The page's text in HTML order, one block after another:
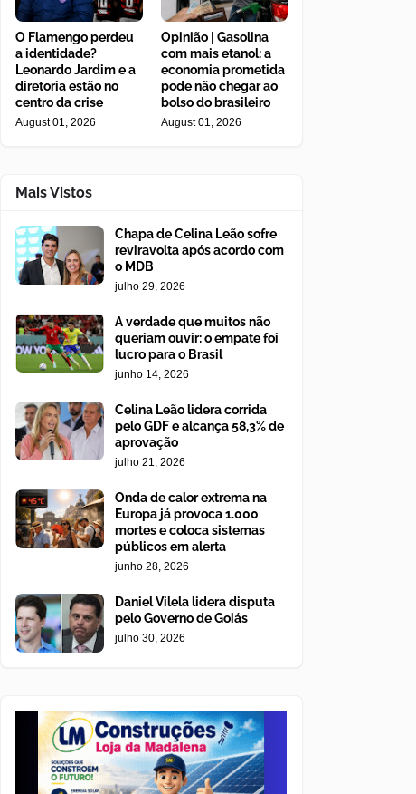
O Flamengo perdeu
a identidade?
Leonardo Jardim e a
diretoria estão no
centro da crise
August 01, 2026
Opinião | Gasolina
com mais etanol: a
economia prometida
pode não chegar ao
bolso do brasileiro
August 01, 2026
Mais Vistos
Chapa de Celina Leão sofre
reviravolta após acordo com
o MDB
julho 29, 2026
A verdade que muitos não
queriam ouvir: o empate foi
lucro para o Brasil
junho 14, 2026
Celina Leão lidera corrida
pelo GDF e alcança 58,3% de
aprovação
julho 21, 2026
Onda de calor extrema na
Europa já provoca 1.000
mortes e coloca sistemas
públicos em alerta
junho 28, 2026
Daniel Vilela lidera disputa
pelo Governo de Goiás
julho 30, 2026